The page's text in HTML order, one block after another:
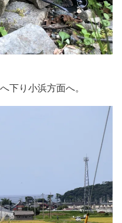
下り小浜方面へ。